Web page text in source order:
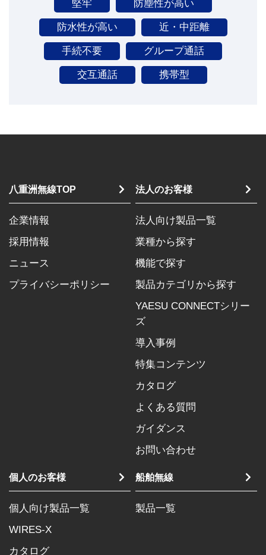
堅牢 防塵性が高い
防水性が高い 近・中距離
手続不要 グループ通話
交互通話 携帯型
八重洲無線TOP
企業情報
採用情報
ニュース
プライバシーポリシー
法人のお客様
法人向け製品一覧
業種から探す
機能で探す
製品カテゴリから探す
YAESU CONNECTシリー
ズ
導入事例
特集コンテンツ
カタログ
よくある質問
ガイダンス
お問い合わせ
個人のお客様
個人向け製品一覧
WIRES-X
カタログ
船舶無線
製品一覧